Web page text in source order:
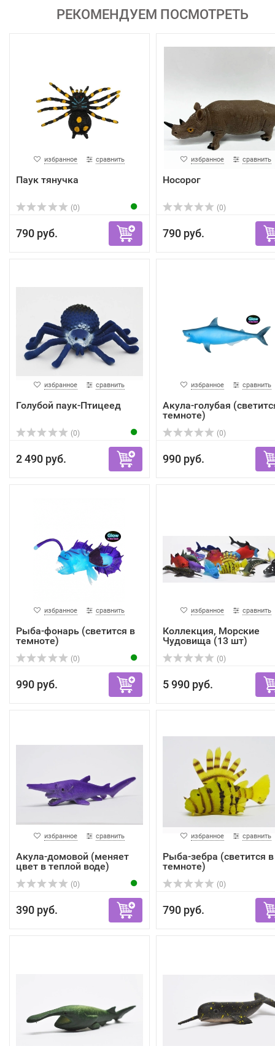
РЕКОМЕНДУЕМ ПОСМОТРЕТЬ
избранное сравнить
Паук тянучка
(0)
790 руб.
избранное сравнить
Носорог
(0)
790 руб.
избранное сравнить
Голубой паук-Птицеед
(0)
2 490 руб.
избранное сравнить
Акула-голубая
темноте)
(0)
990 руб.
избранное сравнить
Рыба-фонарь (светится в
темноте)
(0)
990 руб.
избранное сравнить
Коллекция, Морские
Чудовища (13 шт)
(0)
5 990 руб.
избранное сравнить
Акула-домовой (меняет
цвет в теплой воде)
(0)
390 руб.
избранное сравнить
Рыба-зебра (светится в
темноте)
(0)
790 руб.